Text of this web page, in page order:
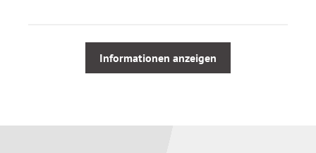
Fachkräfteeinwanderung vom 16. August 2023 hat
insbesondere den Zweck, dass durch die
Weiterentwicklung des Rechtsrahmens für eine
Die im Interesse des Fachkräftebedarfs liegende
Informationen anzeigen